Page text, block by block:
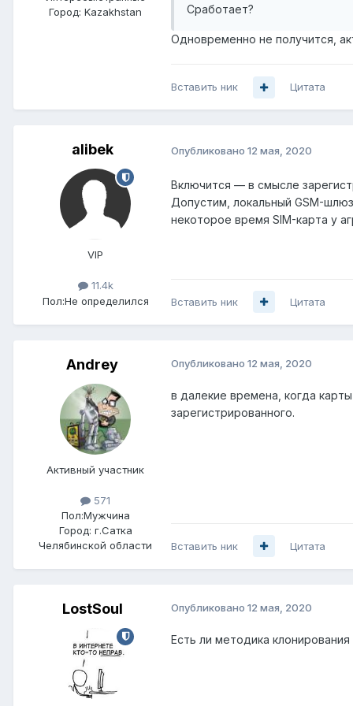
Город: Kazakhstan Сработает?
Одновременно не получится,
Вставить ник Цитата
alibek
VIP
11.4k
Пол:Не определился
Опубликовано 12 мая, 2020
Включится — в смысле
Допустим, локальный GSM-
некоторое время SIM-карта у
Вставить ник Цитата
Andrey
Активный участник
571
Пол:Мужчина
Город: г.Сатка
Челябинской области
Опубликовано 12 мая, 2020
в далекие времена, когда
зарегистрированного.
Вставить ник Цитата
LostSoul Опубликовано 12 мая, 2020
Есть ли методика